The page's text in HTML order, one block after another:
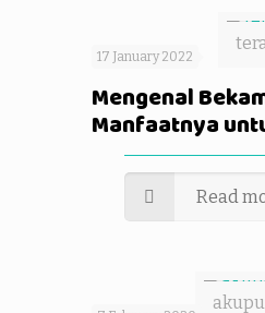
17 January 2022
Mengenal
Manfaatnya
Read